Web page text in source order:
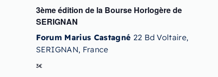
3ème édition de la Bourse Horlogère de
SERIGNAN
Forum Marius Castagné 22 Bd Voltaire,
SERIGNAN, France
3€